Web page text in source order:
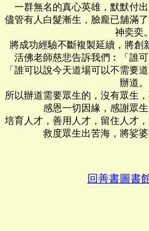
一群無名的真心英雄，默默付
儘管有人白髮漸生，臉龐已舖滿
神奕奕。
將成功經驗不斷複製延續，將創
活佛老師慈悲告訴我們︰「誰
「誰可以說今天道場可以不需要
辦道。
所以辦道需要眾生的，沒有眾生
感恩一切因緣，感謝眾生
培育人才，善用人才，留住人才
救度眾生出苦海，將娑婆
回善書圖書